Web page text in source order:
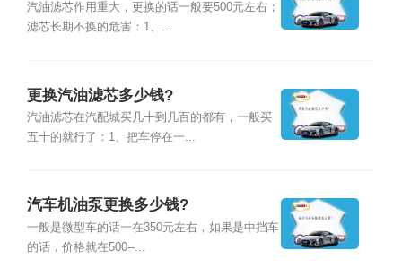
汽油滤芯作用重大，更换的话一般要500元左右；
滤芯长期不换的危害：1、...
更换汽油滤芯多少钱?
汽油滤芯在汽配城买几十到几百的都有，一般买
五十的就行了：1、把车停在一...
汽车机油泵更换多少钱?
一般是微型车的话一在350元左右，如果是中挡车
的话，价格就在500--...